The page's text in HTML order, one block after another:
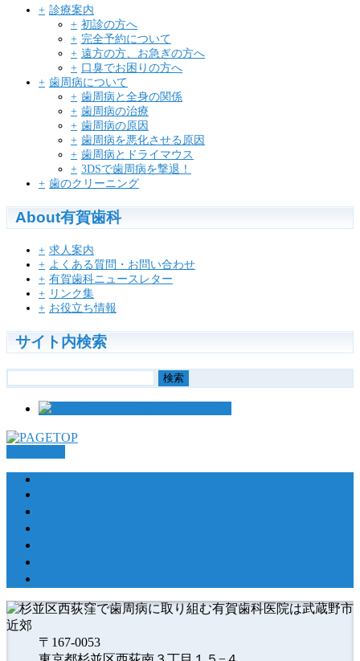
診療案内
初診の方へ
完全予約について
遠方の方、お急ぎの方へ
口臭でお困りの方へ
歯周病について
歯周病と全身の関係
歯周病の治療
歯周病の原因
歯周病を悪化させる原因
歯周病とドライマウス
3DSで歯周病を撃退！
歯のクリーニング
About有賀歯科
求人案内
よくある質問・お問い合わせ
有賀歯科ニュースレター
リンク集
お役立ち情報
サイト内検索
〒167-0053